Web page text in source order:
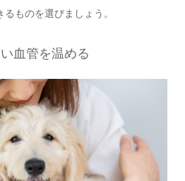
ものを選びましょう。
血管を温める